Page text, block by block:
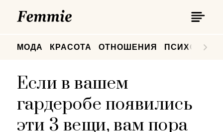
МОДА КРАСОТА ОТНОШЕНИЯ
Если в вашем
гардеробе появились
эти 3 вещи, вам пора